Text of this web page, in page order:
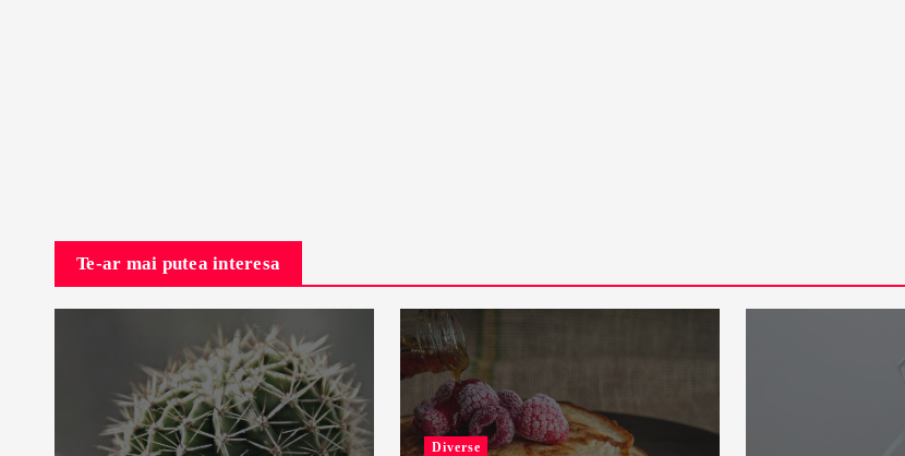
Te-ar mai putea interesa
Diverse